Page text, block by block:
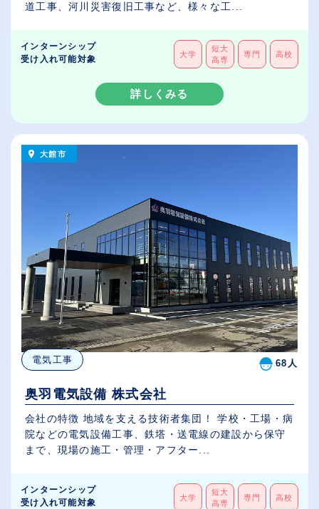
道工事、河川災害復旧工事など、様々な工...
インターンシップ
受け入れ可能対象
大学
短大
高専
専門 高校
詳しくみる
大館市
電気工事 68人
奥羽電気設備 株式会社
会社の特徴 地域を支える技術者集団！ 学校・工場・病
院などの電気設備工事、鉄塔・送電線の建設から保守
まで、現場の施工・管理・アフター...
インターンシップ
受け入れ可能対象
大学
短大
高専
専門 高校